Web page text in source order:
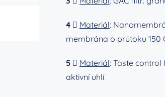
4 Materiál:
membrána o průtoku 150
5 Materiál: Taste
aktivní uhlí